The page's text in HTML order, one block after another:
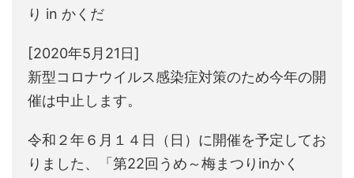
り in かくだ
[2020年5月21日]
新型コロナウイルス感染症対策のため今年の開
催は中止します。
令和２年６月１４日（日）に開催を予定してお
りました、「第22回うめ～梅まつりinかく